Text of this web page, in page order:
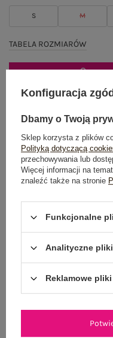
S M
TABELA ROZMIARÓW
Dostawaod 7,99 zł
Do darmowej dostawy
100 dni na zwrot
Konfiguracja
Dbamy o Twoją
Sklep korzysta z plików
Polityką dotyczącą
przechowywania lub
Więcej informacji na
znaleźć także na stronie
Funkcjonalne
Analityczne
Reklamowe